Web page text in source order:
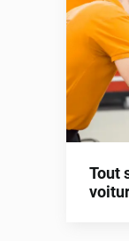
Tout